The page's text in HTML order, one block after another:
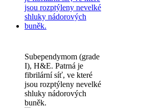
Subependymom (grade
I), H&E. Patrná je
fibrilární síť, ve které
jsou rozptýleny nevelké
shluky nádorových
buněk.